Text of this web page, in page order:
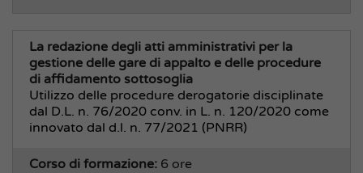
La redazione degli atti amministrativi per la
gestione delle gare di appalto e delle procedure
di affidamento sottosoglia
Utilizzo delle procedure derogatorie disciplinate
dal D.L. n. 76/2020 conv. in L. n. 120/2020 come
innovato dal d.l. n. 77/2021 (PNRR)
Corso di formazione: 6 ore